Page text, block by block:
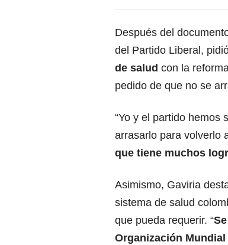
Después del
del Partido Liberal,
de salud con la
pedido de que no se
“Yo y el partido hemos
arrasarlo para volverlo
que tiene muchos
Asimismo, Gaviria
sistema de salud
que pueda requerir. “
Organización